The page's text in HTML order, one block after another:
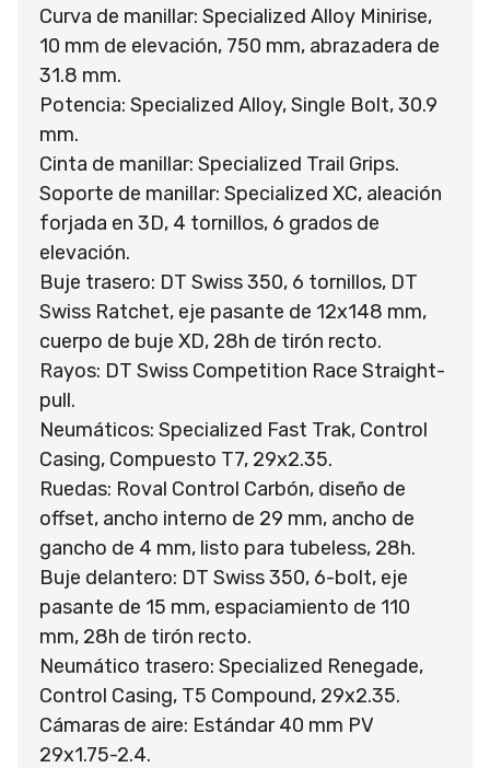
Curva de manillar: Specialized Alloy Minirise,
10 mm de elevación, 750 mm, abrazadera de
31.8 mm.
Potencia: Specialized Alloy, Single Bolt, 30.9
mm.
Cinta de manillar: Specialized Trail Grips.
Soporte de manillar: Specialized XC, aleación
forjada en 3D, 4 tornillos, 6 grados de
elevación.
Buje trasero: DT Swiss 350, 6 tornillos, DT
Swiss Ratchet, eje pasante de 12x148 mm,
cuerpo de buje XD, 28h de tirón recto.
Rayos: DT Swiss Competition Race Straight-
pull.
Neumáticos: Specialized Fast Trak, Control
Casing, Compuesto T7, 29x2.35.
Ruedas: Roval Control Carbón, diseño de
offset, ancho interno de 29 mm, ancho de
gancho de 4 mm, listo para tubeless, 28h.
Buje delantero: DT Swiss 350, 6-bolt, eje
pasante de 15 mm, espaciamiento de 110
mm, 28h de tirón recto.
Neumático trasero: Specialized Renegade,
Control Casing, T5 Compound, 29x2.35.
Cámaras de aire: Estándar 40 mm PV
29x1.75-2.4.